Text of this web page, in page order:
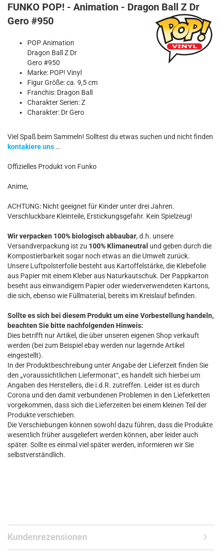
FUNKO POP! - Animation - Dragon Ball Z Dr
Gero #950
POP Animation
Dragon Ball Z Dr
Gero #950
Marke: POP! Vinyl
Figur Größe: ca. 9,5 cm
Franchis: Dragon Ball
Charakter Serien: Z
Charakter: Dr Gero
Viel Spaß beim Sammeln! Solltest du etwas suchen und nicht finden
kontakiere uns …
Offizielles Produkt von Funko
Anime,
ACHTUNG: Nicht geeignet für Kinder unter drei Jahren.
Verschluckbare Kleinteile, Erstickungsgefahr. Kein Spielzeug!
Wir verpacken 100% biologisch abbaubar, d.h. unsere
Versandverpackung ist zu 100% Klimaneutral und geben durch die
Kompostierbarkeit sogar noch etwas an die Umwelt zurück.
Unsere Luftpolsterfolie besteht aus Kartoffelstärke, die Klebefolie
aus Papier mit einem Kleber aus Naturkautschuk. Der Pappkarton
beseht aus einwandigem Papier oder wiederverwendeten Kartons,
die sich, ebenso wie Füllmaterial, bereits im Kreislauf befinden.
Sollte es sich bei diesem Produkt um eine Vorbestellung handeln,
beachten Sie bitte nachfolgenden Hinweis:
Dies betrifft nur Artikel, die über unseren eigenen Shop verkauft
werden (bei zum Beispiel ebay werden nur lagernde Artikel
eingestellt).
In der Produktbeschreibung unter Angabe der Lieferzeit finden Sie
den „voraussichtlichen Liefermonat“, es handelt sich hierbei um
Angaben des Herstellers, die i.d.R. zutreffen. Leider ist es durch
Corona und den damit verbundenen Problemen in den Lieferketten
vorgekommen, dass sich die Lieferzeiten bei einem kleinen Teil der
Produkte verschieben.
Die Verschiebungen können sowohl dazu führen, dass die Produkte
wesentlich früher ausgeliefert werden können, aber leider auch
später. Sollte es einmal viel später werden, informieren wir Sie
selbstverständlich.
Kundenrezensionen